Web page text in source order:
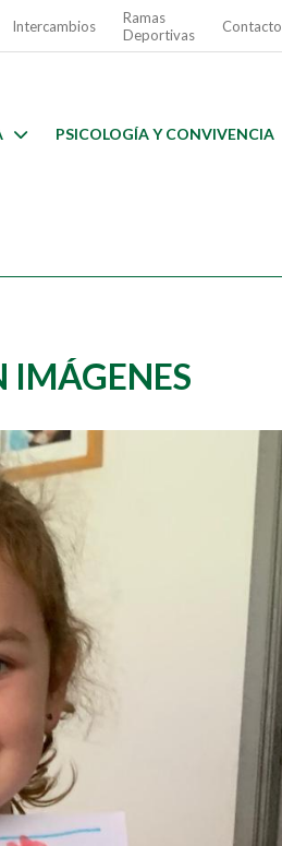
Intercambios
Ramas
Deportivas
Contacto
PSICOLOGÍA Y CONVIVENCIA
IMÁGENES